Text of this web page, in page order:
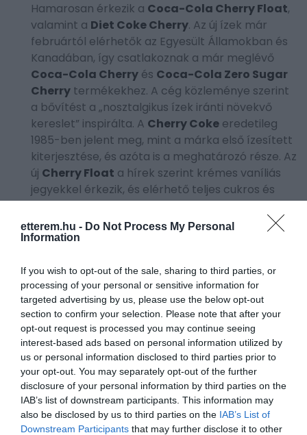
etterem.hu - Do Not Process My Personal
Information
If you wish to opt-out of the sale, sharing to third parties, or
processing of your personal or sensitive information for
targeted advertising by us, please use the below opt-out
section to confirm your selection. Please note that after your
opt-out request is processed you may continue seeing
interest-based ads based on personal information utilized by
us or personal information disclosed to third parties prior to
your opt-out. You may separately opt-out of the further
disclosure of your personal information by third parties on the
IAB’s list of downstream participants. This information may
also be disclosed by us to third parties on the IAB’s List of
Downstream Participants that may further disclose it to other
Hamarosan érkezik a Coca-Cola Cherry Float,
valamint a Diet Coke Cherry. Az új ízek már
februártól elérhetők az Egyesült Államokban és
Kanadában, így csatlakoznak a már meglévő
Coca-Cola Cherry és Coca-Cola Zero Sugar
Cherry termékekhez. A cég közleménye szerint
a bővítést a „nosztalgikus ízek iránti növekvő
kereslet” inspirálta. A Cherry Coke eredetileg
1985-ben jelent meg, mint a márka első ízesített
kiterjesztése, és azóta is a meghatározó része. Az
új Cherry Float a hírek szerint krémes vaníliás
jegyekkel érkezik, és elérhető teljes cukros és
cukormentes változatban, 355 ml-es és 591 ml-
es palackokban. A csomagolás is megújult: a
Coca-Cola ikonikus piros árnyalatát cseresznyés
ízek mellett a dizájn is visszarepít a nosztalgikus
élményhez – írjaaNew York Post.